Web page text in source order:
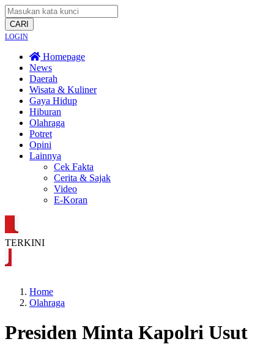
CARI
LOGIN
Homepage
News
Daerah
Wisata & Kuliner
Gaya Hidup
Hiburan
Olahraga
Potret
Opini
Lainnya
Cek Fakta
Cerita & Sajak
Video
E-Koran
TERKINI
Home
Olahraga
Presiden Minta Kapolri Usut